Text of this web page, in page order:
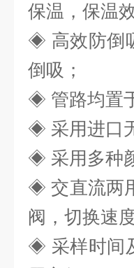
保温，保温
◈ 高效防倒
倒吸；
◈ 管路均置
◈ 采用进口
◈ 采用多种
◈ 交直流两
阀，切换速
◈ 采样时间